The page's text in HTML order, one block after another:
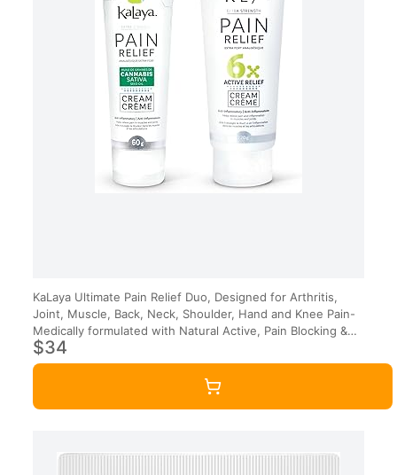
KaLaya Ultimate Pain Relief Duo, Designed for Arthritis,
Joint, Muscle, Back, Neck, Shoulder, Hand and Knee Pain-
Medically formulated with Natural Active, Pain Blocking &
Anti inflammatory Ingredients
$34